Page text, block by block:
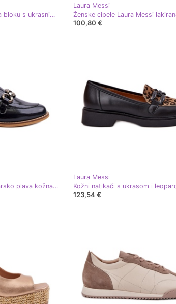
Ženske kožne sandale na bloku s ukrasnim cvijećem Laura messi 2973 bijela i crna
Laura Messi
100,80 €
Laura Messi 2760 mornarsko plava kožna kožna lakirana kože
Laura Messi
123,54 €